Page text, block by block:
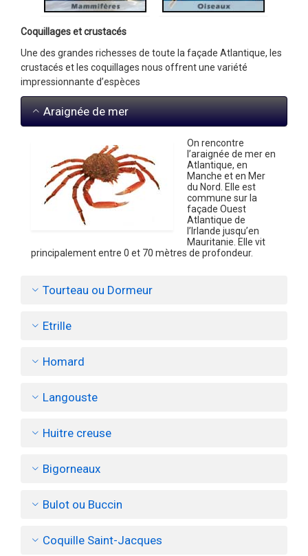
Coquillages et crustacés
Une des grandes richesses de toute la façade Atlantique, les
crustacés et les coquillages nous offrent une variété
impressionnante d’espèces
Araignée de mer
On rencontre
l’araignée de mer en
Atlantique, en
Manche et en Mer
du Nord. Elle est
commune sur la
façade Ouest
Atlantique de
l’Irlande jusqu’en
Mauritanie. Elle vit
principalement entre 0 et 70 mètres de profondeur.
Tourteau ou Dormeur
Etrille
Homard
Langouste
Huitre creuse
Bigorneaux
Bulot ou Buccin
Coquille Saint-Jacques